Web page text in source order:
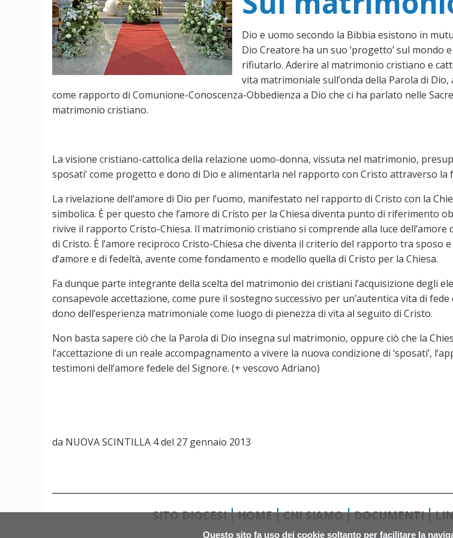
Questo sito fa uso dei cookie soltanto per facilitare la
Dio e uomo secondo la Bibbia esistono in
Dio Creatore ha un suo ‘progetto’ sul mondo
rifiutarlo. Aderire al matrimonio cristiano e
vita matrimoniale sull’onda della Parola di
come rapporto di Comunione-Conoscenza-Obbedienza a Dio che ci ha parlato nelle
matrimonio cristiano.
La visione cristiano-cattolica della relazione uomo-donna, vissuta nel matrimonio,
sposati’ come progetto e dono di Dio e alimentarla nel rapporto con Cristo attraverso la
La rivelazione dell’amore di Dio per l’uomo, manifestato nel rapporto di Cristo con la
simbolica. È per questo che l’amore di Cristo per la Chiesa diventa punto di riferimento
rivive il rapporto Cristo-Chiesa. Il matrimonio cristiano si comprende alla luce
di Cristo. È l’amore reciproco Cristo-Chiesa che diventa il criterio del rapporto tra
d’amore e di fedeltà, avente come fondamento e modello quella di Cristo per la Chiesa.
Fa dunque parte integrante della scelta del matrimonio dei cristiani l’acquisizione degli
consapevole accettazione, come pure il sostegno successivo per un’autentica vita di
dono dell’esperienza matrimoniale come luogo di pienezza di vita al seguito di Cristo.
Non basta sapere ciò che la Parola di Dio insegna sul matrimonio, oppure ciò che la
l’accettazione di un reale accompagnamento a vivere la nuova condizione di ‘sposati’,
testimoni dell’amore fedele del Signore. (+ vescovo Adriano)
da NUOVA SCINTILLA 4 del 27 gennaio 2013
SITO DIOCESI HOME CHI SIAMO DOCUMENTI